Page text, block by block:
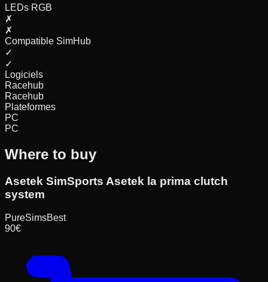
LEDs RGB
✗
✗
Compatible SimHub
✓
✓
Logiciels
Racehub
Racehub
Plateformes
PC
PC
Where to buy
Asetek SimSports Asetek la prima clutch
system
PureSimsBest
90€